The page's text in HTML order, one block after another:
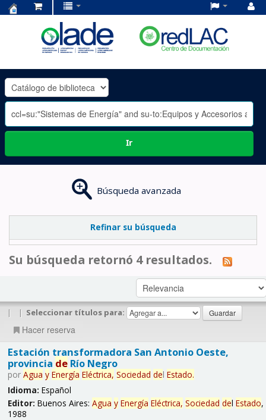
OLADE
-
Ir
Búsqueda avanzada
Refinar su búsqueda
Su búsqueda retornó 4 resultados.
| | Seleccionar títulos para:
Hacer reserva
Estación transformadora San Antonio Oeste,
provincia deRío Negro
por Agua y Energía Eléctrica, Sociedad del Estado.
Idioma: Español
Editor: Buenos Aires: Agua y Energía Eléctrica, Sociedad del Estado,
1988